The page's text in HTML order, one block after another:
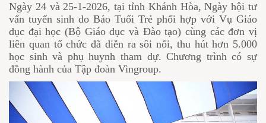
Ngày 24 và 25-1-2026, tại tỉnh Khánh Hòa, Ngày hội tư
vấn tuyển sinh do Báo Tuổi Trẻ phối hợp với Vụ Giáo
dục đại học (Bộ Giáo dục và Đào tạo) cùng các đơn vị
liên quan tổ chức đã diễn ra sôi nổi, thu hút hơn 5.000
học sinh và phụ huynh tham dự. Chương trình có sự
đồng hành của Tập đoàn Vingroup.